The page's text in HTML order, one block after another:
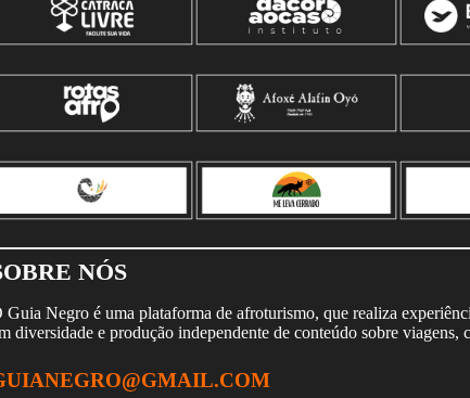
NÓS
Guia Negro é uma plataforma de afroturismo, que realiza
diversidade e produção independente de conteúdo sobre